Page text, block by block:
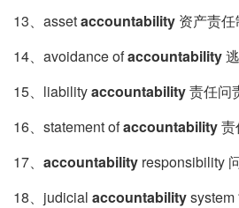
13、assetaccountability 资产责任
14、avoidance ofaccountability
15、liabilityaccountability责任问
16、statement ofaccountability责
17、 accountability responsibility
18、judicial accountabilitysystem